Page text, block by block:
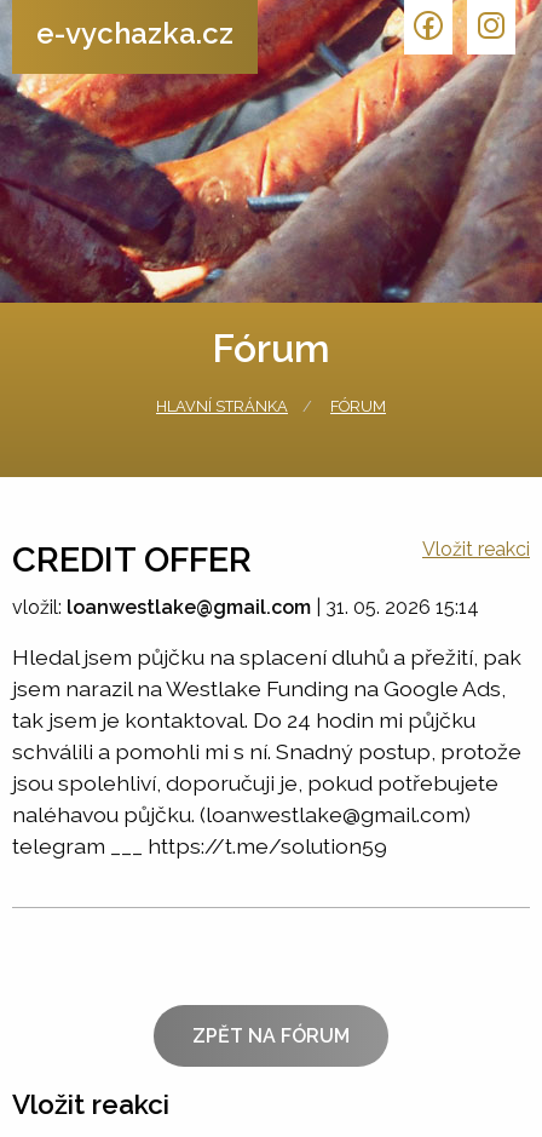
e-vychazka.cz
Fórum
HLAVNÍ STRÁNKA FÓRUM
CREDIT OFFER Vložit reakci
vložil: loanwestlake@gmail.com 31. 05. 2026 15:14
Hledal jsem půjčku na splacení dluhů a přežití, pak
jsem narazil na Westlake Funding na Google Ads,
tak jsem je kontaktoval. Do 24 hodin mi půjčku
schválili a pomohli mi s ní. Snadný postup, protože
jsou spolehliví, doporučuji je, pokud potřebujete
naléhavou půjčku. (loanwestlake@gmail.com)
telegram ___ https://t.me/solution59
ZPĚT NA FÓRUM
Vložit reakci